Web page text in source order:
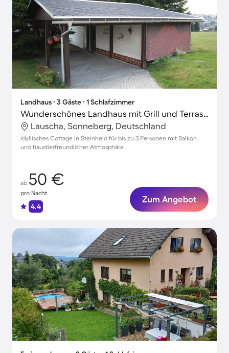
Landhaus ∙ 3 Gäste ∙ 1 Schlafzimmer
Wunderschönes Landhaus mit Grill und Terrasse | Hunde erlaubt
Lauscha, Sonneberg, Deutschland
Idyllisches Cottage in Steinheid für bis zu 3 Personen mit Balkon
und haustierfreundlicher Atmosphäre
ab 50 €
pro Nacht
4.4
Zum Angebot